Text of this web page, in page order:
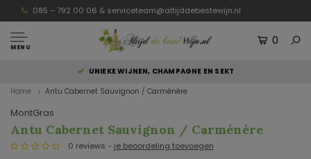
085 – 792 00 06 & serviceteam@altijddebestewijn.nl
MENU
0
UNIEKE WIJNEN, CHAMPAGNE EN SEKT
Home Antu Cabernet Sauvignon / Carménère
MontGras
Antu Cabernet Sauvignon / Carménère
0 reviews - je beoordeling toevoegen